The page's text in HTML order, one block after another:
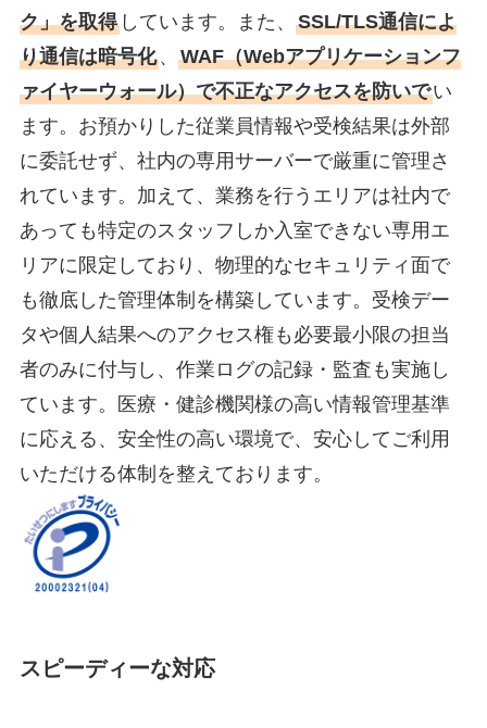
ク」を取得しています。また、 SSL/TLS通信によ
り通信は暗号化、 WAF（Webアプリケーションフ
ァイヤーウォール）で不正なアクセスを防いでい
ます。お預かりした従業員情報や受検結果は外部
に委託せず、社内の専用サーバーで厳重に管理さ
れています。加えて、業務を行うエリアは社内で
あっても特定のスタッフしか入室できない専用エ
リアに限定しており、物理的なセキュリティ面で
も徹底した管理体制を構築しています。受検デー
タや個人結果へのアクセス権も必要最小限の担当
者のみに付与し、作業ログの記録・監査も実施し
ています。医療・健診機関様の高い情報管理基準
に応える、安全性の高い環境で、安心してご利用
いただける体制を整えております。
スピーディーな対応